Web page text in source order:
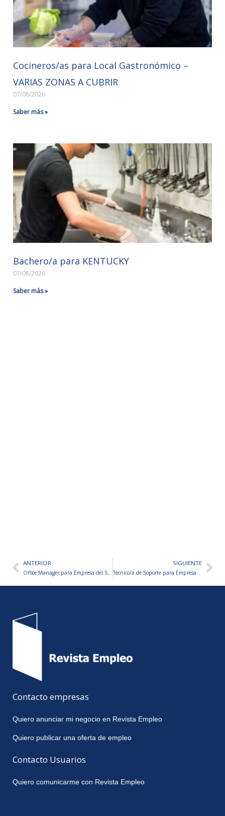
Cocineros/as para Local Gastronómico –
VARIAS ZONAS A CUBRIR
07/08/2026
Saber más »
Bachero/a para KENTUCKY
07/08/2026
Saber más »
AntANTERIOR
Office Manager para Empresa del Sector Financiero
SIGUIENTE
Técnico/a de Soporte para Empresa de Soporte a Pyme/Empresas En Crecimiento
Contacto empresas
Quiero anunciar mi negocio en Revista Empleo
Quiero publicar una oferta de empleo
Contacto Usuarios
Quiero comunicarme con Revista Empleo